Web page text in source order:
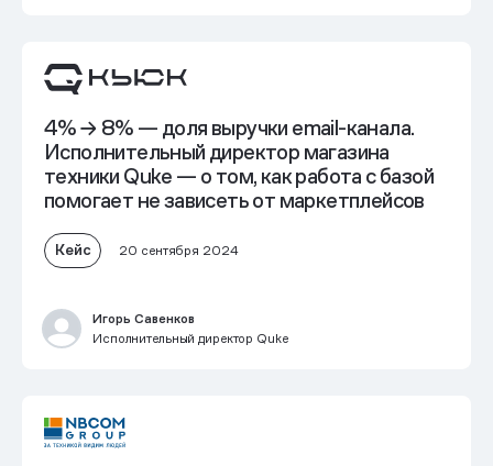
4% → 8% — доля выручки email-канала.
Исполнительный директор магазина
техники Quke — о том, как работа с базой
помогает не зависеть от маркетплейсов
Кейс 20 сентября 2024
Игорь Савенков
Исполнительный директор Quke